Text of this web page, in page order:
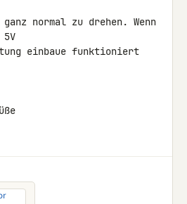
normal zu drehen. Wenn
einbaue funktioniert